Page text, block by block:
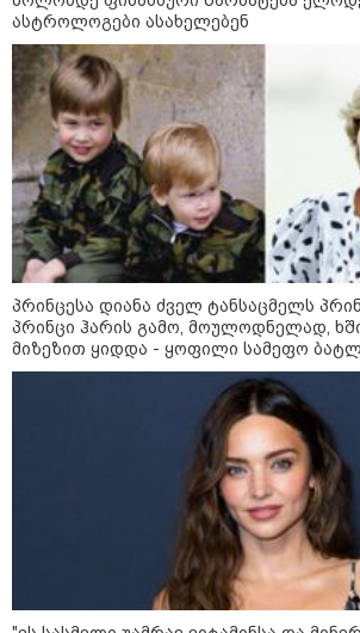
რამ გამოიწვია
ელექტროენერგეტიკული
გათიშვა - რას ამბობს სემეკ-
23:14 / 06-08-2026
სამოქალაქო
წარმომადგენლები
რუსეთ-
ასტროლოგები ასახელებენ
პრინცესა დიანა ძველ ტანსაცმელს
პრინცი ჰარის გამო, მოულოდნელად,
მიზეზით ყიდდა - ყოფილი სამეფო
საკუთარ წიგნში საუბრობს